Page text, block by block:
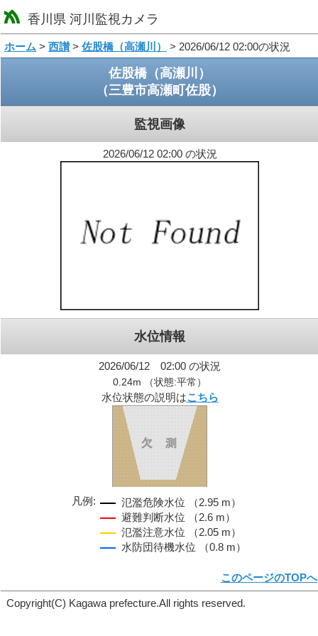
香川県 河川監視カメラ
ホーム > 西讃> 佐股橋（高瀬川） > 2026/06/12 02:00の状況
佐股橋（高瀬川）
（三豊市高瀬町佐股）
監視画像
2026/06/12 02:00 の状況
水位情報
2026/06/12 02:00 の状況
0.24m （状態:平常）
水位状態の説明はこちら
凡例:
氾濫危険水位 （2.95 m）
避難判断水位 （2.6 m）
氾濫注意水位 （2.05 m）
水防団待機水位 （0.8 m）
このページのTOPへ
Copyright(C) Kagawa prefecture.All rights reserved.
loading